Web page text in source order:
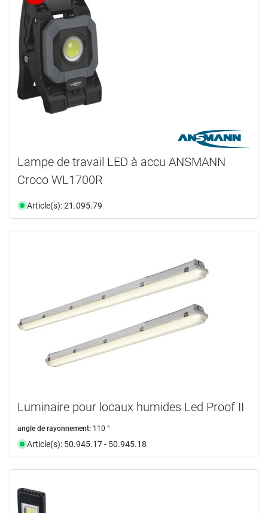
Lampe de travail LED à accu ANSMANN
Croco WL1700R
Article(s): 21.095.79
Luminaire pour locaux humides Led Proof II
angle de rayonnement: 110 °
Article(s): 50.945.17 - 50.945.18